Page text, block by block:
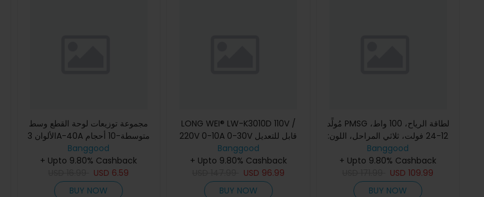
مجموعة توزيعات لوحة القطع وسط
الألوان 3A-40A متوسطة-10 أحجام
Banggood
+ Upto 9.80% Cashback
USD 6.59
BUY NOW
LONG WEI® LW-K3010D 110V /
220V 0-10A 0-30V قابل للتعديل
تيار منتظم القوة توريد منظم رقمي
تبديل صيانة المختبر القوة
Banggood
+ Upto 9.80% Cashback
USD 96.99
BUY NOW
مُولِّد PMSG لطاقة الرياح، 100 واط،
12-24 فولت، ثلاثي المراحل، اللون:
أبيض
Banggood
+ Upto 9.80% Cashback
USD109.99
BUY NOW